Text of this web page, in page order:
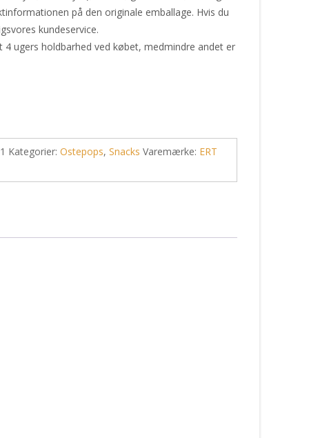
på den originale emballage. Hvis du
kundeservice.
ugers holdbarhed ved købet, medmindre andet er
Kategorier: Ostepops, Snacks Varemærke: ERT